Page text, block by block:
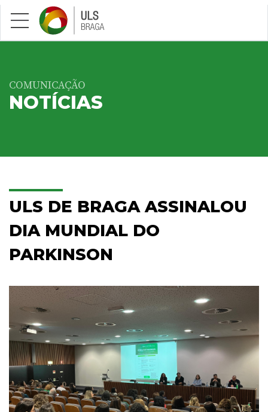
Saltar para conteúdo principal
COMUNICAÇÃO
NOTÍCIAS
ULS DE BRAGA ASSINALOU
DIA MUNDIAL DO
PARKINSON